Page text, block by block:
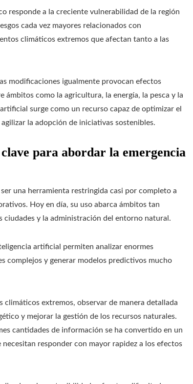
responde a la creciente vulnerabilidad de la región
cada vez mayores relacionados con
climáticos extremos que afectan tanto a las
modificaciones igualmente provocan efectos
ámbitos como la agricultura, la energía, la pesca y la
surge como un recurso capaz de optimizar el
la adopción de iniciativas sostenibles.
para abordar la emergencia
una herramienta restringida casi por completo a
Hoy en día, su uso abarca ámbitos tan
ciudades y la administración del entorno natural.
artificial permiten analizar enormes
complejos y generar modelos predictivos mucho
extremos, observar de manera detallada
y mejorar la gestión de los recursos naturales.
cantidades de información se ha convertido en un
responder con mayor rapidez a los efectos